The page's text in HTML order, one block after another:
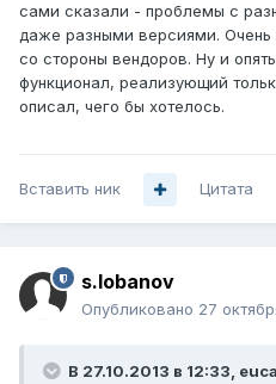
сами сказали - проблемы с
даже разными версиями. Очень
со стороны вендоров. Ну и
функционал, реализующий
описал, чего бы хотелось.
Вставить ник Цитата
s.lobanov
Опубликовано 27
В 27.10.2013 в 12:33,